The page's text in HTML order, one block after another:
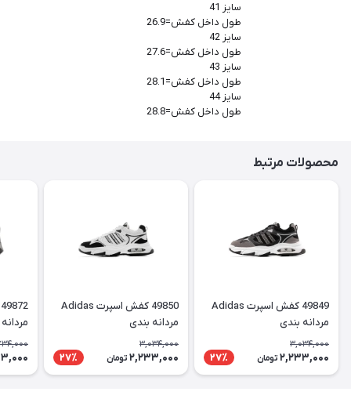
سایز 41
طول داخل کفش=26.9
سایز 42
طول داخل کفش=27.6
سایز 43
طول داخل کفش=28.1
سایز 44
طول داخل کفش=28.8
محصولات مرتبط
49849 کفش اسپرت Adidas
مردانه بندی
3,034,000
2,233,000 تومان 27٪
49850 کفش اسپرت Adidas
مردانه بندی
3,034,000
2,233,000 تومان 27٪